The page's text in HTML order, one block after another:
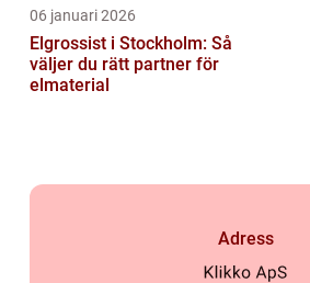
06 januari 2026
Elgrossist i Stockholm: Så
väljer du rätt partner för
elmaterial
Adress